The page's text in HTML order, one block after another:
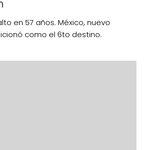
en 57 años. México, nuevo
como el 6to destino.